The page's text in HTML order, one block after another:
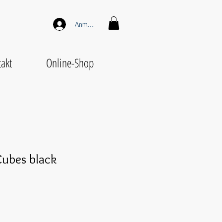
Anmelden
Online-Shop
black